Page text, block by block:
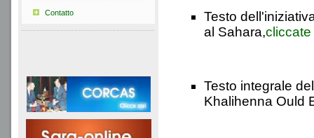
Contatto
Testo
al Sahara,cliccate
Testo integrale
Khalihenna Ould